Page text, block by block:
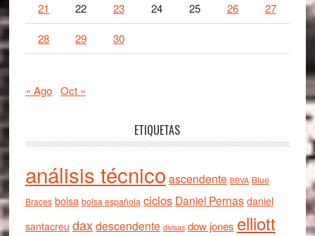
21 22 23 24 25 26 27
28 29 30
« Ago Oct »
ETIQUETAS
análisis técnico ascendente BBVA Blue
Braces bolsa bolsa española ciclos Daniel Pernas daniel
santacreu daxdescendente divisas dow jones elliott